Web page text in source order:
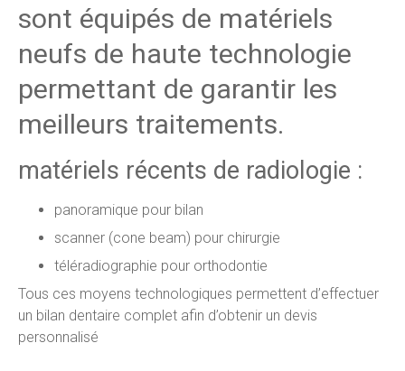
sont équipés de matériels
neufs de haute technologie
permettant de garantir les
meilleurs traitements.
matériels récents de radiologie :
panoramique pour bilan
scanner (cone beam) pour chirurgie
téléradiographie pour orthodontie
Tous ces moyens technologiques permettent d’effectuer
un bilan dentaire complet afin d’obtenir un devis
personnalisé